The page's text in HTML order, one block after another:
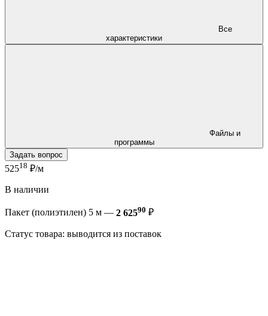
характеристики
программы
Задать вопрос
52518 ₽/м
В наличии
Пакет (полиэтилен) 5 м — 2 62590 ₽
Статус товара: выводится из поставок